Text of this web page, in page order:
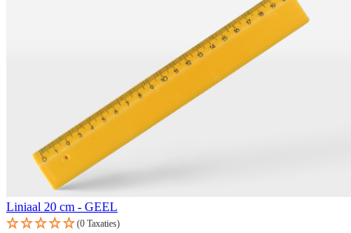
Liniaal 20 cm - GEEL
(0 Taxaties)